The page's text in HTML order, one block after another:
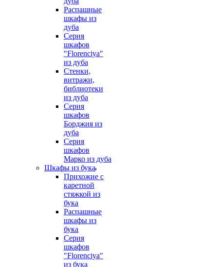
Распашные
шкафы из
дуба
Серия
шкафов
"Florenciya"
из дуба
Стенки,
витражи,
библиотеки
из дуба
Серия
шкафов
Борджия из
дуба
Серия
шкафов
Марко из дуба
Шкафы из бука
Прихожие с
каретной
стяжкой из
бука
Распашные
шкафы из
бука
Серия
шкафов
"Florenciya"
из бука